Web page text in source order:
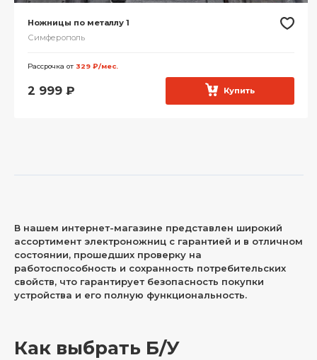
Ножницы по металлу 1
Симферополь
Рассрочка от 329 ₽/мес.
2 999 ₽ Купить
В нашем интернет-магазине представлен широкий
ассортимент электроножниц с гарантией и в отличном
состоянии, прошедших проверку на
работоспособность и сохранность потребительских
свойств, что гарантирует безопасность покупки
устройства и его полную функциональность.
Как выбрать Б/У